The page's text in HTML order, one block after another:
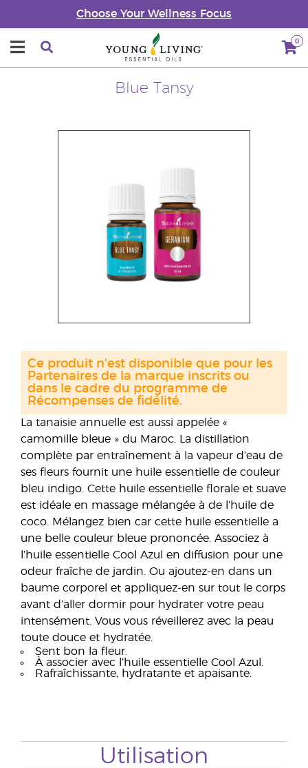
Choose Your Wellness Focus
0
Blue Tansy
La tanaisie annuelle est aussi appelée «
camomille bleue » du Maroc. La distillation
complète par entraînement à la vapeur d’eau de
ses fleurs fournit une huile essentielle de couleur
bleu indigo. Cette huile essentielle florale et suave
est idéale en massage mélangée à de l’huile de
coco. Mélangez bien car cette huile essentielle a
une belle couleur bleue prononcée. Associez à
l’huile essentielle Cool Azul en diffusion pour une
odeur fraîche de jardin. Ou ajoutez-en dans un
baume corporel et appliquez-en sur tout le corps
avant d’aller dormir pour hydrater votre peau
intensément. Vous vous réveillerez avec la peau
toute douce et hydratée.
Sent bon la fleur.
À associer avec l’huile essentielle Cool Azul.
Rafraîchissante, hydratante et apaisante.
Ce produit n'est disponible que pour les
Partenaires de la marque inscrits ou
dans le cadre du programme de
Récompenses de fidélité.
Utilisation